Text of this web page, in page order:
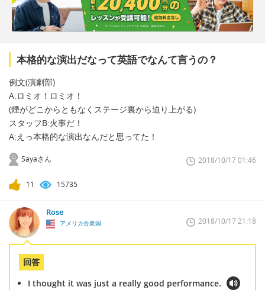
本格的な演出だなって英語でなんて言うの？
例文(演劇部)
A:ロミオ！ロミオ！
(煙がどこからともなくステージ裏から迫り上がる)
スタッフB:火事だ！
A:えっ本格的な演出なんだと思ってた！
Sayaさん 2018/10/17 01:46
11 15735
Rose
アメリカ合衆国 2018/10/17 21:18
回答
I thought it was just a really good performance.